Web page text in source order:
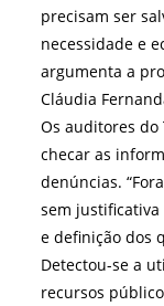
precisam ser
necessidade e
argumenta a
Cláudia
Os auditores
checar as
denúncias.
sem justificativa
e definição dos
Detectou-se a
recursos